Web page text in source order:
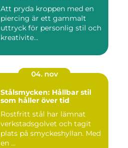
Att pryda kroppen med en
piercing är ett gammalt
uttryck för personlig stil och
kreativite...
04. nov
Stålsmycken: Hållbar stil
som håller över tid
Rostfritt stål har lämnat
verkstadsgolvet och tagit
plats på smyckeshyllan. Med
en ...